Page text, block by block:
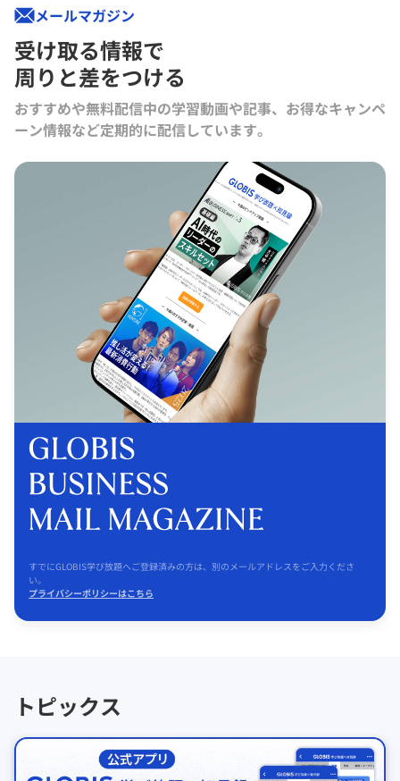
メールマガジン
受け取る情報で
周りと差をつける
おすすめや無料配信中の学習動画や記事、お得なキャンペ
ーン情報など定期的に配信しています。
すでにGLOBIS学び放題へご登録済みの方は、別のメールアドレスをご入力くださ
い。
プライバシーポリシーはこちら
トピックス